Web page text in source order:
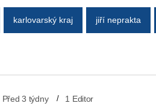
karlovarský kraj jiří neprakta
Před 3 týdny 1 Editor